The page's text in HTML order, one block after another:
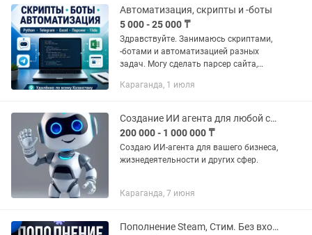
(AI/GPT). 🚀 ИСКУССТВЕННЫЙ...
Автоматизация, скрипты и -боты
5 000 - 25 000 ₸
Здравствуйте. Занимаюсь скриптами,
-ботами и автоматизацией разных
задач. Могу сделать парсер сайта,
для заявок, простую программу,
Караганда, 1 июля
Создание ИИ агента для любой сферы
200 000 - 1 000 000 ₸
Создаю ИИ-агента для вашего бизнеса,
жизнедеятельности и других сфер.
Караганда, 7 июня
Пополнение Steam, Стим. Без входа